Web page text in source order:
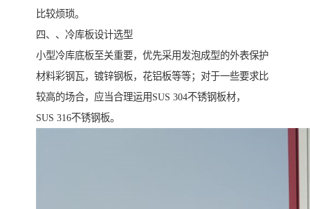
比较烦琐。
四、、冷库板设计选型
小型冷库底板至关重要，优先采用发泡成型的外表保护
材料彩钢瓦，镀锌钢板，花铝板等等；对于一些要求比
较高的场合，应当合理运用SUS 304不锈钢板材，
SUS 316不锈钢板。